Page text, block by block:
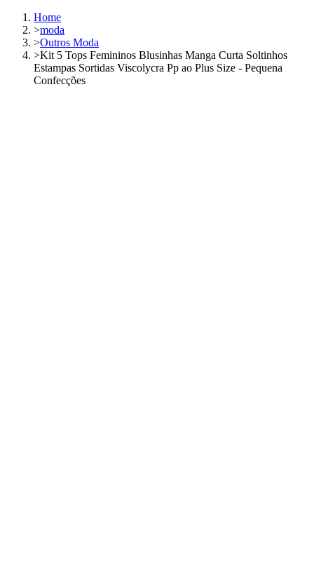
Home
>moda
>Outros Moda
>Kit 5 Tops Femininos Blusinhas Manga Curta Soltinhos
Estampas Sortidas Viscolycra Pp ao Plus Size - Pequena
Confecções